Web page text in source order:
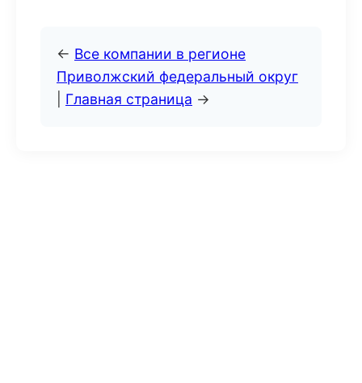
← Все компании в регионе
Приволжский федеральный округ
Главная страница →